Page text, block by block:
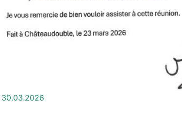
30.03.2026